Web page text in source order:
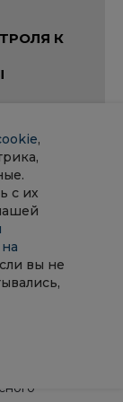
К
,
с их
вы не